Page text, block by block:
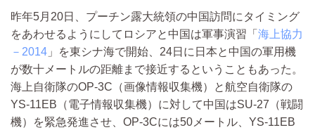
昨年5月20日、プーチン露大統領の中国訪問にタイミング
をあわせるようにしてロシアと中国は軍事演習「 海上協力
－2014 」を東シナ海で開始、24日に日本と中国の軍用機
が数十メートルの距離まで接近するということもあった。
海上自衛隊のOP-3C（画像情報収集機）と航空自衛隊の
YS-11EB（電子情報収集機）に対して中国はSU-27（戦闘
機）を緊急発進させ、OP-3Cには50メートル、YS-11EB